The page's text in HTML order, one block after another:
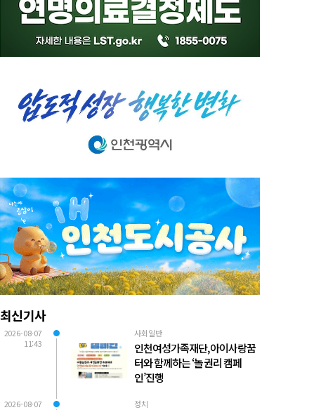
최신기사
2026-08-07
11:43
사회일반
인천여성가족재단, 아이사랑꿈
터와 함께하는 ‘놀 권리 캠페
인’진행
2026-08-07
정치